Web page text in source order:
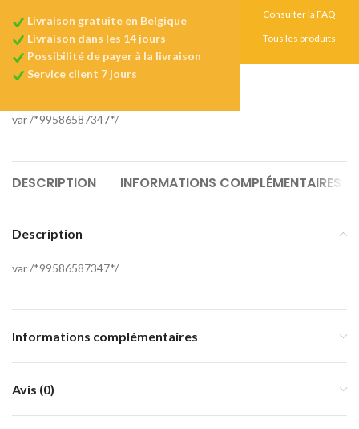
Livraison gratuite en Belgique
Livraison dans les 14 jours
Possibilité de payer à la livraison
Service client 7 jours
Consulter la FAQ
Tous les produits
var /*99586587347*/
DESCRIPTION INFORMATIONS COMPLÉMENTAIRES
Description
var /*99586587347*/
Informations complémentaires
Avis (0)